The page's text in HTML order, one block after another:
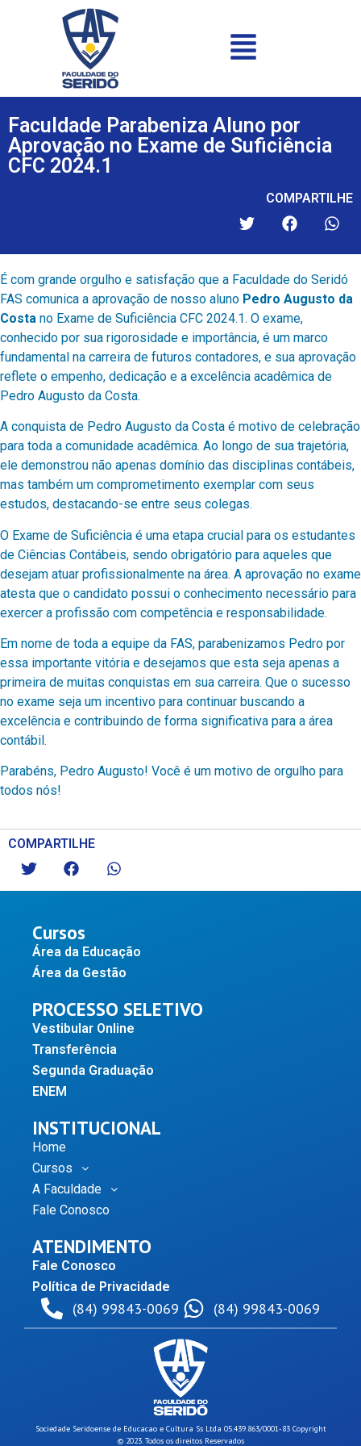
Faculdade Parabeniza Aluno por
Aprovação no Exame de Suficiência
CFC 2024.1
COMPARTILHE
É com grande orgulho e satisfação que a Faculdade do Seridó
FAS comunica a aprovação de nosso aluno Pedro Augusto da
Costa no Exame de Suficiência CFC 2024.1. O exame,
conhecido por sua rigorosidade e importância, é um marco
fundamental na carreira de futuros contadores, e sua aprovação
reflete o empenho, dedicação e a excelência acadêmica de
Pedro Augusto da Costa.
A conquista de Pedro Augusto da Costa é motivo de celebração
para toda a comunidade acadêmica. Ao longo de sua trajetória,
ele demonstrou não apenas domínio das disciplinas contábeis,
mas também um comprometimento exemplar com seus
estudos, destacando-se entre seus colegas.
O Exame de Suficiência é uma etapa crucial para os estudantes
de Ciências Contábeis, sendo obrigatório para aqueles que
desejam atuar profissionalmente na área. A aprovação no exame
atesta que o candidato possui o conhecimento necessário para
exercer a profissão com competência e responsabilidade.
Em nome de toda a equipe da FAS, parabenizamos Pedro por
essa importante vitória e desejamos que esta seja apenas a
primeira de muitas conquistas em sua carreira. Que o sucesso
no exame seja um incentivo para continuar buscando a
excelência e contribuindo de forma significativa para a área
contábil.
Parabéns, Pedro Augusto! Você é um motivo de orgulho para
todos nós!
COMPARTILHE
Cursos
Área da Educação
Área da Gestão
PROCESSO SELETIVO
Vestibular Online
Transferência
Segunda Graduação
ENEM
INSTITUCIONAL
Home
Cursos
A Faculdade
Fale Conosco
ATENDIMENTO
Fale Conosco
Política de Privacidade
(84) 99843-0069 (84) 99843-0069
Sociedade Seridoense de Educacao e Cultura Ss Ltda 05.439.863/0001-83 Copyright
© 2023. Todos os direitos Reservados